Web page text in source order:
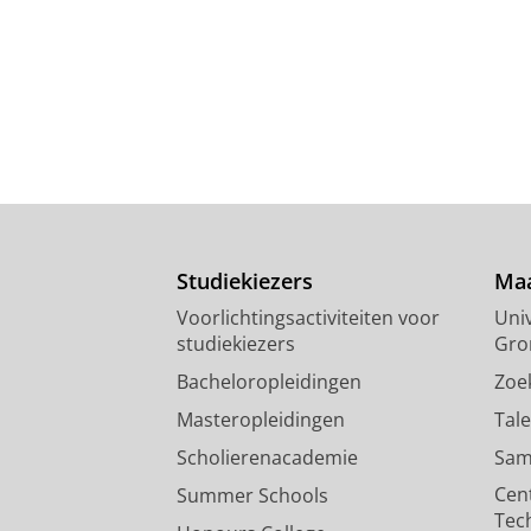
Studiekiezers
Voorlichtingsactiviteiten voor
studiekiezers
Bacheloropleidingen
Masteropleidingen
Scholierenacademie
Summer Schools